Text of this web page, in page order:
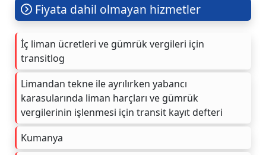
Fiyata dahil olmayan hizmetler
İç liman ücretleri ve gümrük vergileri için
transitlog
Limandan tekne ile ayrılırken yabancı
karasularında liman harçları ve gümrük
vergilerinin işlenmesi için transit kayıt defteri
Kumanya